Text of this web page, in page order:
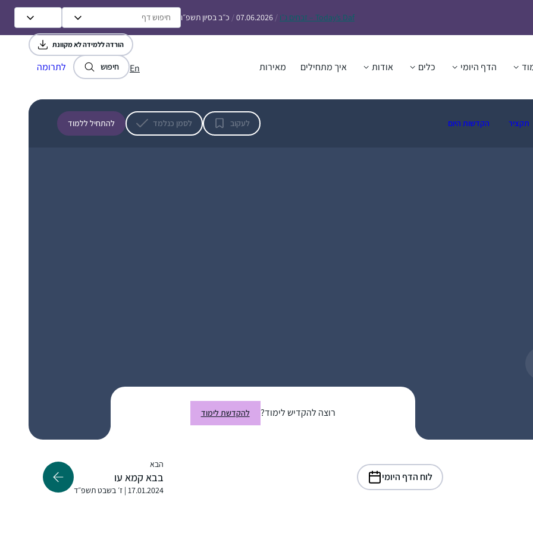
Today’s Daf – זבחים נ״ו /
07.06.2026
/ כ״ב בסיון תשפ״ו
הדף היומי כלים אודות איך מתחילים מאירות En חיפוש לתרומה
תקציר הקדשות היום לעקוב לסמן כנלמד להתחיל ללמוד
רוצה להקדיש לימוד? להקדשת לימוד
לוח הדף היומי
הבא
בבא קמא עו
17.01.2024 | ז׳ בשבט תשפ״ד
הורדה ללמידה לא מקוונת
לגמרי ופתאום כל דבר שקורה בחיים מתקשר
לדף היומי.
שלא היה כל כך מקובל בימים אלה, היה די
ספוראדי. אחרי "ההתגלות” בבנייני האומה
התחלתי ללמוד בעיקר בדרך הביתה למדתי
מפוקקטסים שונים. לאט לאט ראיתי שאני תמיד
חוזרת לרבנית מישל פרבר. באיזה שהוא שלב
התחלתי ללמוד בזום בשעה 7:10 .
היום "אין מצב” שאני אתחיל את היום שלי ללא
לימוד עם הרבנית מישל עם כוס הקפה שלי!!
דבי גביר
חשמונאים, ישראל